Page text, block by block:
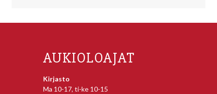
AUKIOLOAJAT
Kirjasto
Ma 10-17, ti-ke 10-15